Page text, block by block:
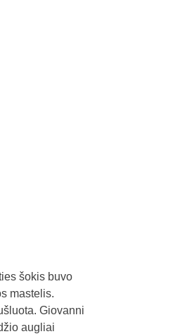
šokis buvo
mastelis.
Giovanni
augliai